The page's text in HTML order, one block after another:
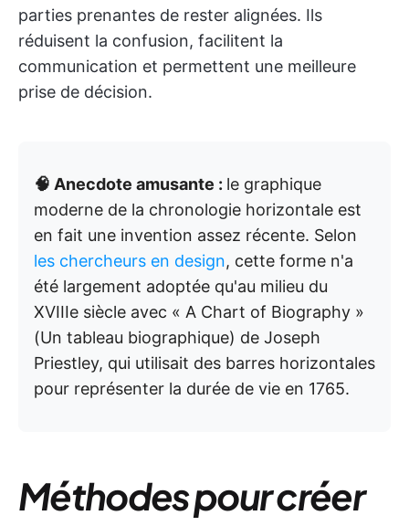
parties prenantes de rester alignées. Ils
réduisent la confusion, facilitent la
communication et permettent une meilleure
prise de décision.
🧠 Anecdote amusante : le graphique
moderne de la chronologie horizontale est
en fait une invention assez récente. Selon
les chercheurs en design, cette forme n'a
été largement adoptée qu'au milieu du
XVIIIe siècle avec « A Chart of Biography »
(Un tableau biographique) de Joseph
Priestley, qui utilisait des barres horizontales
pour représenter la durée de vie en 1765.
Méthodes pour créer